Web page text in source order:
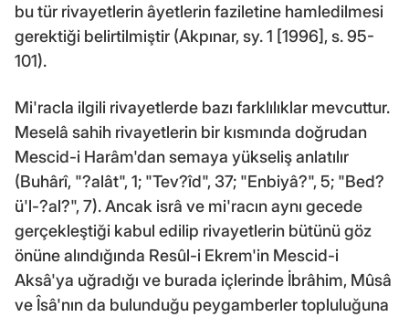
bu tür rivayetlerin âyetlerin faziletine hamledilmesi
gerektiği belirtilmiştir (Akpınar, sy. 1 [1996], s. 95-
101).
Mi'racla ilgili rivayetlerde bazı farklılıklar mevcuttur.
Meselâ sahih rivayetlerin bir kısmında doğrudan
Mescid-i Harâm'dan semaya yükseliş anlatılır
(Buhârî, "?alât", 1; "Tev?îd", 37; "Enbiyâ?", 5; "Bed?
ü'l-?al?", 7). Ancak isrâ ve mi'racın aynı gecede
gerçekleştiği kabul edilip rivayetlerin bütünü göz
önüne alındığında Resûl-i Ekrem'in Mescid-i
Aksâ'ya uğradığı ve burada içlerinde İbrâhim, Mûsâ
ve Îsâ'nın da bulunduğu peygamberler topluluğuna